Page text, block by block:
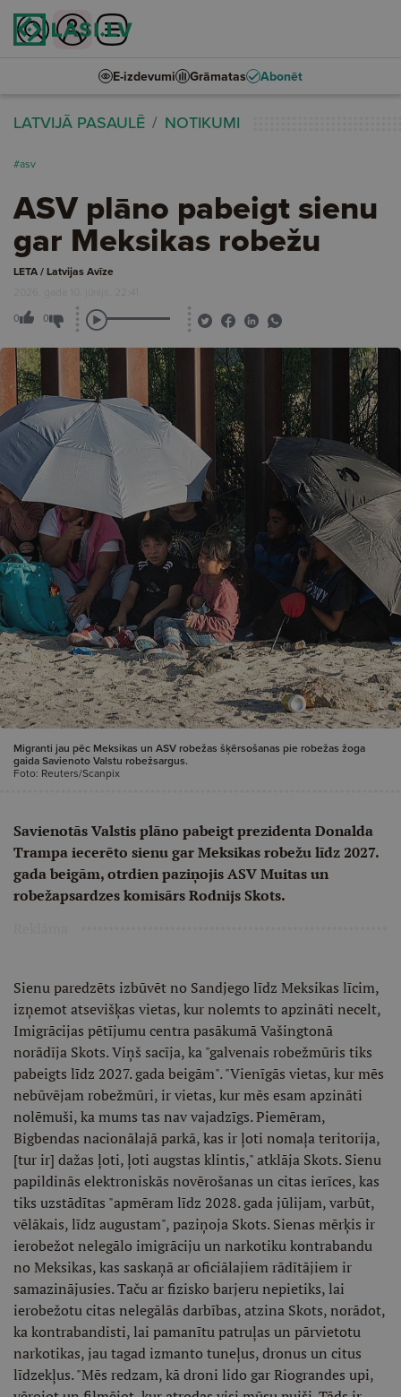
E-izdevumi Grāmatas Abonēt
LATVIJĀ PASAULĒ NOTIKUMI
#asv
ASV plāno pabeigt sienu
gar Meksikas robežu
LETA / Latvijas Avīze
2026. gada 10. jūnijs, 22:41
0 0
Migranti jau pēc Meksikas un ASV robežas šķērsošanas pie robežas žoga
gaida Savienoto Valstu robežsargus.
Foto: Reuters/Scanpix
Savienotās Valstis plāno pabeigt prezidenta Donalda
Trampa iecerēto sienu gar Meksikas robežu līdz 2027.
gada beigām, otrdien paziņojis ASV Muitas un
robežapsardzes komisārs Rodnijs Skots.
Sienu paredzēts izbūvēt no Sandjego līdz Meksikas līcim,
izņemot atsevišķas vietas, kur nolemts to apzināti necelt,
Imigrācijas pētījumu centra pasākumā Vašingtonā
norādīja Skots. Viņš sacīja, ka "galvenais robežmūris tiks
pabeigts līdz 2027. gada beigām". "Vienīgās vietas, kur mēs
nebūvējam robežmūri, ir vietas, kur mēs esam apzināti
nolēmuši, ka mums tas nav vajadzīgs. Piemēram,
Bigbendas nacionālajā parkā, kas ir ļoti nomaļa teritorija,
[tur ir] dažas ļoti, ļoti augstas klintis," atklāja Skots. Sienu
papildinās elektroniskās novērošanas un citas ierīces, kas
tiks uzstādītas "apmēram līdz 2028. gada jūlijam, varbūt,
vēlākais, līdz augustam", paziņoja Skots. Sienas mērķis ir
ierobežot nelegālo imigrāciju un narkotiku kontrabandu
no Meksikas, kas saskaņā ar oficiālajiem rādītājiem ir
samazinājusies. Taču ar fizisko barjeru nepietiks, lai
ierobežotu citas nelegālās darbības, atzina Skots, norādot,
ka kontrabandisti, lai pamanītu patruļas un pārvietotu
narkotikas, jau tagad izmanto tuneļus, dronus un citus
līdzekļus. "Mēs redzam, kā droni lido gar Riograndes upi,